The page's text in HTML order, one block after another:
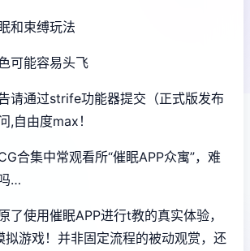
和束缚玩法
可能容易头飞
请通过strife功能器提交（正式版发布
,自由度max！
合集中常观看所“催眠APP众寓”，难
…
了使用催眠APP进行t教的真实体验，
拟游戏！并非固定流程的被动观赏，还